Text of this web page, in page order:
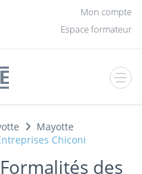
Mon compte
Espace formateur
Mayotte
Chiconi
des